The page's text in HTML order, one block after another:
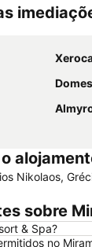
Domes
Nikolaos,
sobre
& Spa?
no